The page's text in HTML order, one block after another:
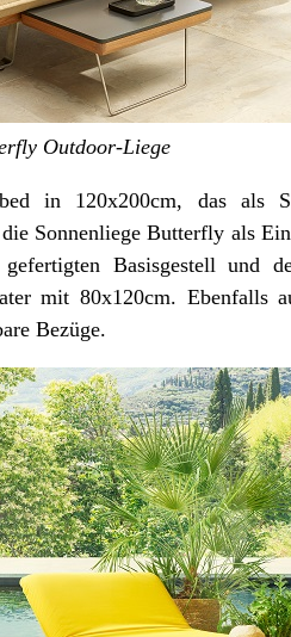
Outdoor-Liege
in 120x200cm, das als
Sonnenliege Butterfly als
Basisgestell und
mit 80x120cm. Ebenfalls
Bezüge.